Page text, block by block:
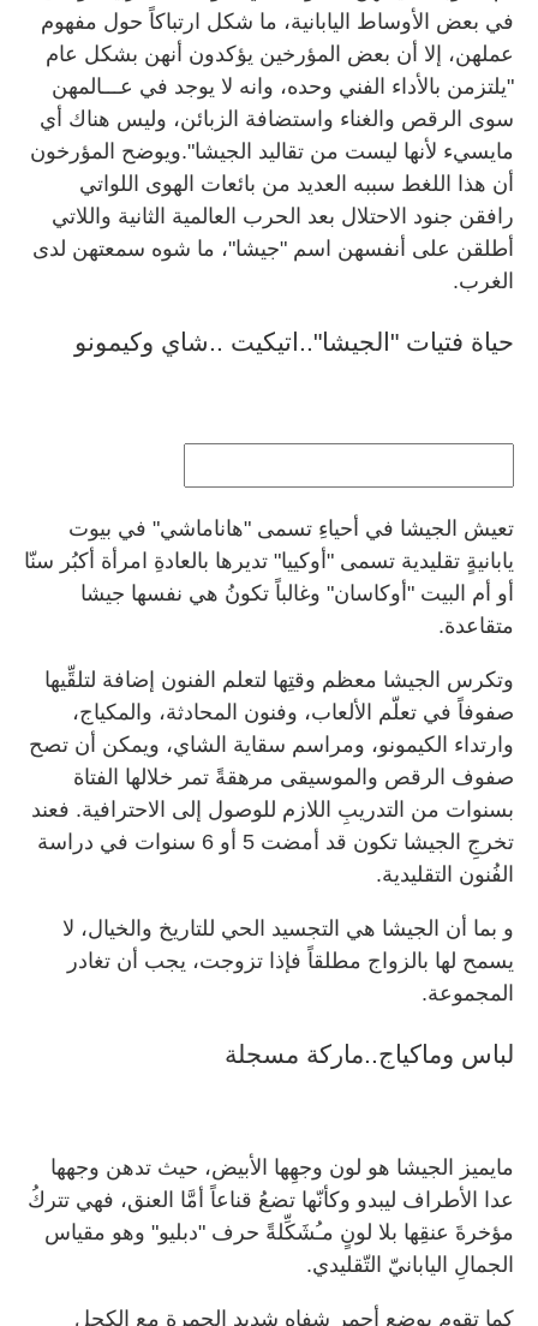
في بعض الأوساط اليابانية، ما شكل ارتباكاً حول مفهوم
عملهن، إلا أن بعض المؤرخين يؤكدون أنهن بشكل عام
"يلتزمن بالأداء الفني وحده، وانه لا يوجد في عـــالمهن
سوى الرقص والغناء واستضافة الزبائن، وليس هناك أي
مايسيء لأنها ليست من تقاليد الجيشا".ويوضح المؤرخون
أن هذا اللغط سببه العديد من بائعات الهوى اللواتي
رافقن جنود الاحتلال بعد الحرب العالمية الثانية واللاتي
أطلقن على أنفسهن اسم "جيشا"، ما شوه سمعتهن لدى
الغرب.
حياة فتيات "الجيشا"..اتيكيت ..شاي وكيمونو
تعيش الجيشا في أحياءِ تسمى "هاناماشي" في بيوت
يابانيةٍ تقليدية تسمى "أوكييا" تديرها بالعادةِ امرأة أكبُر سنّا
أو أم البيت "أوكاسان" وغالباً تكونُ هي نفسها جيشا
متقاعدة.
وتكرس الجيشا معظم وقتِها لتعلم الفنون إضافة لتلقِّيها
صفوفاً في تعلّم الألعاب، وفنون المحادثة، والمكياج،
وارتداء الكيمونو، ومراسم سقاية الشاي، ويمكن أن تصح
صفوف الرقص والموسيقى مرهقةً تمر خلالها الفتاة
بسنوات من التدريبِ اللازم للوصول إلى الاحترافية. فعند
تخرجِ الجيشا تكون قد أمضت 5 أو 6 سنوات في دراسة
الفُنون التقليدية.
و بما أن الجيشا هي التجسيد الحي للتاريخ والخيال، لا
يسمح لها بالزواج مطلقاً فإذا تزوجت، يجب أن تغادر
المجموعة.
لباس وماكياج..ماركة مسجلة
مايميز الجيشا هو لون وجهِها الأبيض، حيث تدهن وجهها
عدا الأطراف ليبدو وكأنّها تضعُ قناعاً أمَّا العنق، فهي تتركُ
مؤخرةَ عنقِها بلا لونٍ مـُشَكِّلةً حرف "دبليو" وهو مقياس
الجمالِ اليابانيّ التّقليدي.
كما تقوم بوضع أحمر شفاه شديد الحمرة مع الكحل